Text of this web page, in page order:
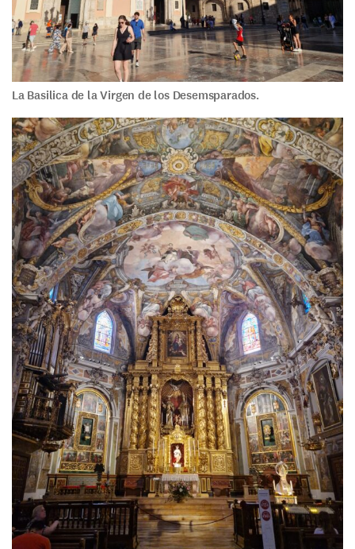
La Basilica de la Virgen de los Desemsparados.